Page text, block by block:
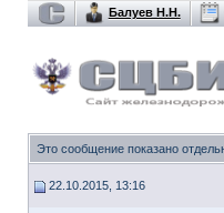
Балуев Н.Н.
Это сообщение показано
22.10.2015, 13:16